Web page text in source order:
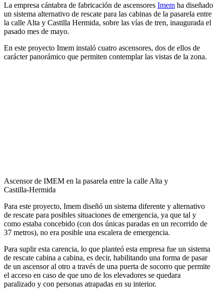
La empresa cántabra de fabricación de ascensores Imem ha diseñado
un sistema alternativo de rescate para las cabinas de la pasarela entre
la calle Alta y Castilla Hermida, sobre las vías de tren, inaugurada el
pasado mes de mayo.
En este proyecto Imem instaló cuatro ascensores, dos de ellos de
carácter panorámico que permiten contemplar las vistas de la zona.
Ascensor de IMEM en la pasarela entre la calle Alta y
Castilla-Hermida
Para este proyecto, Imem diseñó un sistema diferente y alternativo
de rescate para posibles situaciones de emergencia, ya que tal y
como estaba concebido (con dos únicas paradas en un recorrido de
37 metros), no era posible una escalera de emergencia.
Para suplir esta carencia, lo que planteó esta empresa fue un sistema
de rescate cabina a cabina, es decir, habilitando una forma de pasar
de un ascensor al otro a través de una puerta de socorro que permite
el acceso en caso de que uno de los elevadores se quedara
paralizado y con personas atrapadas en su interior.